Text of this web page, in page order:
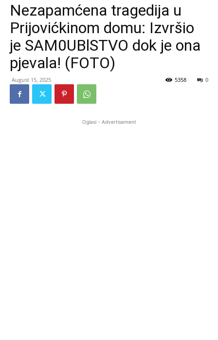
Nezapamćena tragedija u
Prijovićkinom domu: Izvršio
je SAM0UBlSTVO dok je ona
pjevala! (FOTO)
August 15, 2025 0
5358
Oglasi - Advertisement